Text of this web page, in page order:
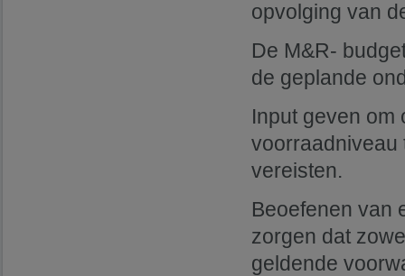
opvolging van
De M&R-
de geplande
Input geven om
voorraadniveau
vereisten.
Beoefenen van
zorgen dat
geldende